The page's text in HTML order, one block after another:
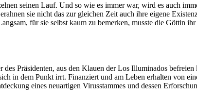
Licht. Ein Leuchtfeuer das es vermag Türen
und den Abwärtstrudel umzukehren?
seinen Lauf. Und so wie es immer war, wird es auch
sie nicht das zur gleichen Zeit auch ihre eigene
für sie selbst kaum zu bemerken, musste die Göttin
Hilfe. Beistand von den großen und kleinen Helden aus all
Präsidenten, aus den Klauen der Los Illuminados
in dem Punkt irrt. Finanziert und am Leben erhalten von
eines neuartigen Virusstammes und dessen
Nahe Denver ab und der Agent verschwindet spurlos,